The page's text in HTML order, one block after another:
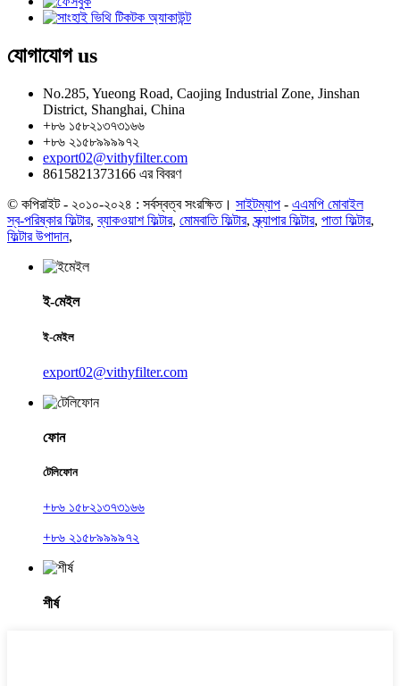
যোগাযোগus
No.285, Yueong Road, Caojing Industrial Zone, Jinshan
District, Shanghai, China
+৮৬ ১৫৮২১৩৭৩১৬৬
+৮৬ ২১৫৮৯৯৯৯৭২
export02@vithyfilter.com
8615821373166 এর বিবরণ
© কপিরাইট - ২০১০-২০২৪ : সর্বস্বত্ব সংরক্ষিত। সাইটম্যাপ - এএমপি মোবাইল
স্ব-পরিষ্কার ফিল্টার,ব্যাকওয়াশ ফিল্টার, মোমবাতি ফিল্টার,স্ক্র্যাপার ফিল্টার, পাতা ফিল্টার,
ফিল্টার উপাদান,
ই-মেইল
ই-মেইল
export02@vithyfilter.com
ফোন
টেলিফোন
+৮৬ ১৫৮২১৩৭৩১৬৬
+৮৬ ২১৫৮৯৯৯৯৭২
শীর্ষ